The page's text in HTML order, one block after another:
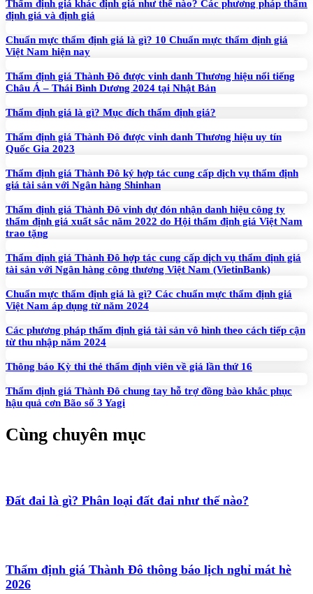
Thẩm định giá khác định giá như thế nào? Các phương pháp thẩm
định giá và định giá
Chuẩn mực thẩm định giá là gì? 10 Chuẩn mực thẩm định giá
Việt Nam hiện nay
Thẩm định giá Thành Đô được vinh danh Thương hiệu nổi tiếng
Châu Á – Thái Bình Dương 2024 tại Nhật Bản
Thẩm định giá là gì? Mục đích thẩm định giá?
Thẩm định giá Thành Đô được vinh danh Thương hiệu uy tín
Quốc Gia 2023
Thẩm định giá Thành Đô ký hợp tác cung cấp dịch vụ thẩm định
giá tài sản với Ngân hàng Shinhan
Thẩm định giá Thành Đô vinh dự đón nhận danh hiệu công ty
thẩm định giá xuất sắc năm 2022 do Hội thẩm định giá Việt Nam
trao tặng
Thẩm định giá Thành Đô hợp tác cung cấp dịch vụ thẩm định giá
tài sản với Ngân hàng công thương Việt Nam (VietinBank)
Chuẩn mực thẩm định giá là gì? Các chuẩn mực thẩm định giá
Việt Nam áp dụng từ năm 2024
Các phương pháp thẩm định giá tài sản vô hình theo cách tiếp cận
từ thu nhập năm 2024
Thông báo Kỳ thi thẻ thẩm định viên về giá lần thứ 16
Thẩm định giá Thành Đô chung tay hỗ trợ đồng bào khắc phục
hậu quả cơn Bão số 3 Yagi
Cùng chuyên mục
Đất đai là gì? Phân loại đất đai như thế nào?
Thẩm định giá Thành Đô thông báo lịch nghỉ mát hè
2026